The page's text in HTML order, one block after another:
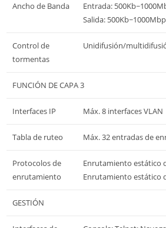
Ancho de Banda
Entrada:
Salida:
Control de
tormentas
Unidifusión/
FUNCIÓN DE CAPA 3
Interfaces IP Máx. 8 interfaces VLAN
Tabla de ruteo Máx. 32 entradas de
Protocolos de
enrutamiento
Enrutamiento estático
Enrutamiento estático
GESTIÓN